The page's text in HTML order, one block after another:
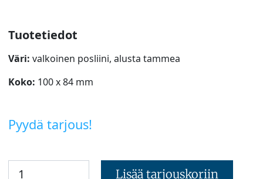
Tuotetiedot
Väri: valkoinen posliini, alusta tammea
Koko: 100 x 84 mm
Pyydä tarjous!
Lisää tarjouskoriin